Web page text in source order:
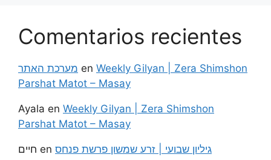
Comentarios recientes
מערכת האתר en Weekly Gilyan | Zera Shimshon
Parshat Matot – Masay
Ayala en Weekly Gilyan | Zera Shimshon
Parshat Matot – Masay
חיים en גיליון שבועי | זרע שמשון פרשת פנחס